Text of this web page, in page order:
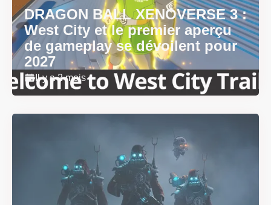
DRAGON BALL XENOVERSE 3 :
West City et le premier aperçu
de gameplay se dévoilent pour
2027
Il y a 2 mois